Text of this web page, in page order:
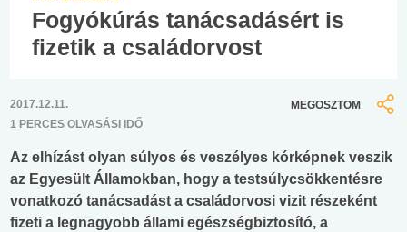
Fogyókúrás tanácsadásért is
fizetik a családorvost
2017.12.11.
1 PERCES OLVASÁSI IDŐ
MEGOSZTOM
Az elhízást olyan súlyos és veszélyes kórképnek veszik
az Egyesült Államokban, hogy a testsúlycsökkentésre
vonatkozó tanácsadást a családorvosi vizit részeként
fizeti a legnagyobb állami egészségbiztosító, a